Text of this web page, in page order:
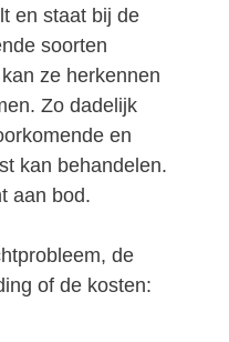
en staat bij de
soorten
ze herkennen
Zo dadelijk
en
kan behandelen.
aan bod.
de
of de kosten: